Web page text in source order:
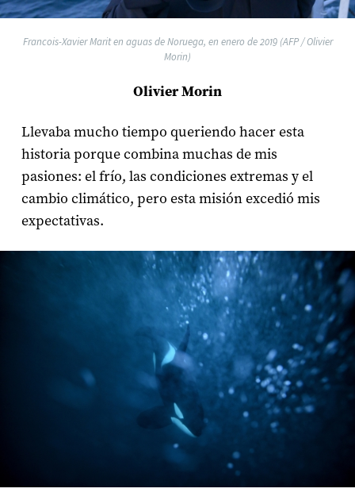
Francois-Xavier Marit en aguas de Noruega, en enero de 2019 (AFP / Olivier
Morin)
Olivier Morin
Llevaba mucho tiempo queriendo hacer esta
historia porque combina muchas de mis
pasiones: el frío, las condiciones extremas y el
cambio climático, pero esta misión excedió mis
expectativas.